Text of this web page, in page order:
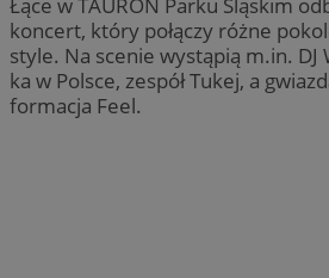
koncert, który połączy różne
style. Na scenie wystąpią m.in. DJ
ka w Polsce, zespół Tukej, a
formacja Feel.